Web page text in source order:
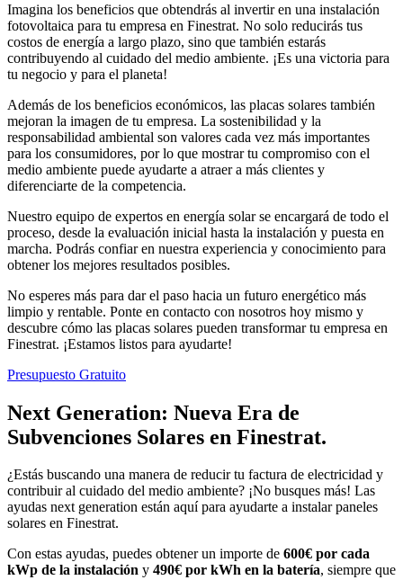
Imagina los beneficios que obtendrás al invertir en una instalación
fotovoltaica para tu empresa en Finestrat. No solo reducirás tus
costos de energía a largo plazo, sino que también estarás
contribuyendo al cuidado del medio ambiente. ¡Es una victoria para
tu negocio y para el planeta!
Además de los beneficios económicos, las placas solares también
mejoran la imagen de tu empresa. La sostenibilidad y la
responsabilidad ambiental son valores cada vez más importantes
para los consumidores, por lo que mostrar tu compromiso con el
medio ambiente puede ayudarte a atraer a más clientes y
diferenciarte de la competencia.
Nuestro equipo de expertos en energía solar se encargará de todo el
proceso, desde la evaluación inicial hasta la instalación y puesta en
marcha. Podrás confiar en nuestra experiencia y conocimiento para
obtener los mejores resultados posibles.
No esperes más para dar el paso hacia un futuro energético más
limpio y rentable. Ponte en contacto con nosotros hoy mismo y
descubre cómo las placas solares pueden transformar tu empresa en
Finestrat. ¡Estamos listos para ayudarte!
Presupuesto Gratuito
Next Generation: Nueva Era de
Subvenciones Solares en Finestrat.
¿Estás buscando una manera de reducir tu factura de electricidad y
contribuir al cuidado del medio ambiente? ¡No busques más! Las
ayudas next generation están aquí para ayudarte a instalar paneles
solares en Finestrat.
Con estas ayudas, puedes obtener un importe de 600€ por cada
kWp de la instalación y 490€ por kWh en la batería, siempre que